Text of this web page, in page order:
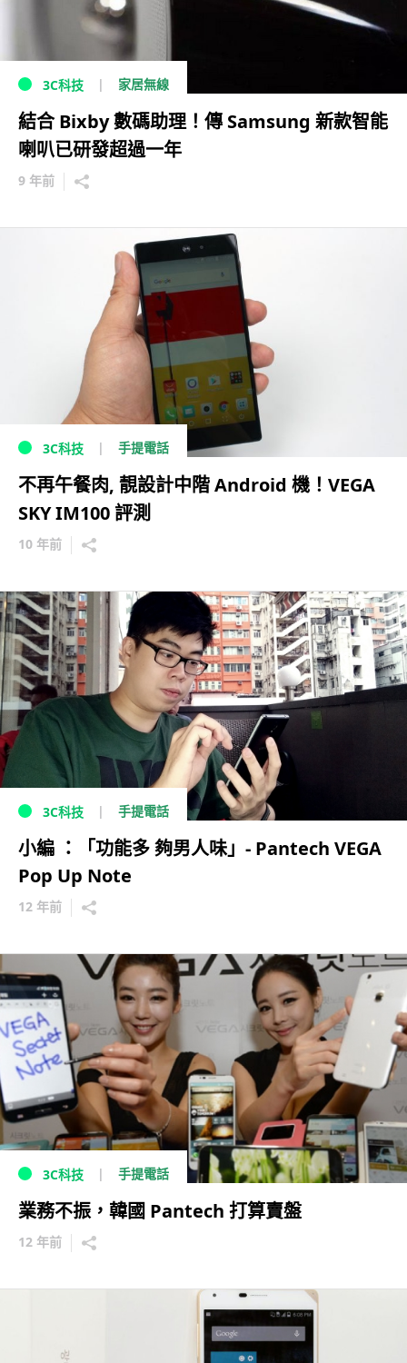
3C科技 家居無線
結合 Bixby 數碼助理！傳 Samsung 新款智能
喇叭已研發超過一年
9 年前
3C科技 手提電話
不再午餐肉, 靚設計中階 Android 機！VEGA
SKY IM100 評測
10 年前
3C科技 手提電話
小編 ：「功能多 夠男人味」- Pantech VEGA
Pop Up Note
12 年前
3C科技 手提電話
業務不振，韓國 Pantech 打算賣盤
12 年前